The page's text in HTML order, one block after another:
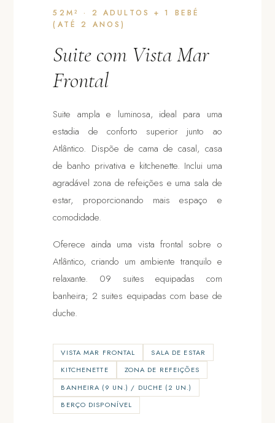
52M² · 2 ADULTOS + 1 BEBÉ
(ATÉ 2 ANOS)
Suite com Vista Mar
Frontal
Suite ampla e luminosa, ideal para uma
estadia de conforto superior junto ao
Atlântico. Dispõe de cama de casal, casa
de banho privativa e kitchenette. Inclui uma
agradável zona de refeições e uma sala de
estar, proporcionando mais espaço e
comodidade.
Oferece ainda uma vista frontal sobre o
Atlântico, criando um ambiente tranquilo e
relaxante. 09 suites equipadas com
banheira; 2 suites equipadas com base de
duche.
VISTA MAR FRONTAL
SALA DE ESTAR
KITCHENETTE
ZONA DE REFEIÇÕES
BANHEIRA (9 UN.) / DUCHE (2 UN.)
BERÇO DISPONÍVEL